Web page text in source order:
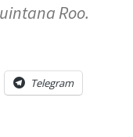
Roo.
Telegram